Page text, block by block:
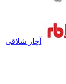
آچار شلاقی